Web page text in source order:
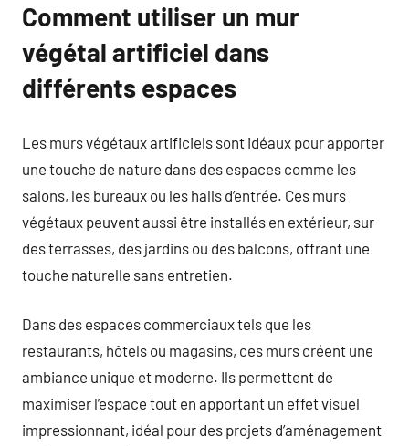
Comment utiliser un mur
végétal artificiel dans
différents espaces
Les murs végétaux artificiels sont idéaux pour apporter
une touche de nature dans des espaces comme les
salons, les bureaux ou les halls d’entrée. Ces murs
végétaux peuvent aussi être installés en extérieur, sur
des terrasses, des jardins ou des balcons, offrant une
touche naturelle sans entretien.
Dans des espaces commerciaux tels que les
restaurants, hôtels ou magasins, ces murs créent une
ambiance unique et moderne. Ils permettent de
maximiser l’espace tout en apportant un effet visuel
impressionnant, idéal pour des projets d’aménagement